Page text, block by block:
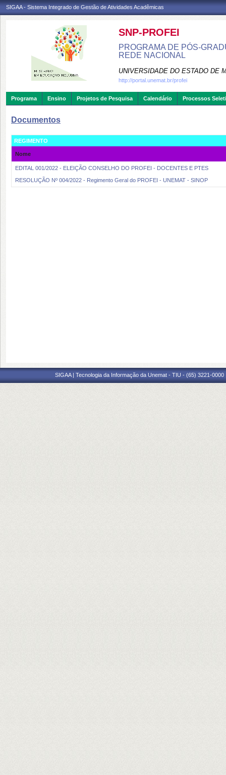
SIGAA - Sistema Integrado de Gestão de Atividades Acadêmicas
SNP-PROFEI
PROGRAMA DE PÓS-
REDE NACIONAL
UNIVERSIDADE DO ESTADO DE
http://portal.unemat.br/profei
Programa Ensino Projetos de Pesquisa Calendário Processos
Documentos
REGIMENTO
Nome
EDITAL 001/2022 - ELEIÇÃO CONSELHO DO PROFEI - DOCENTES E PTES
RESOLUÇÃO Nº 004/2022 - Regimento Geral do PROFEI - UNEMAT - SINOP
SIGAA | Tecnologia da Informação da Unemat - TIU - (65) 3221-